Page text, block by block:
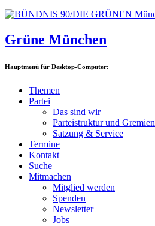
Grüne München
Hauptmenü für Desktop-Computer:
Themen
Partei
Das sind wir
Parteistruktur und Gremien
Satzung & Service
Termine
Kontakt
Suche
Mitmachen
Mitglied werden
Spenden
Newsletter
Jobs